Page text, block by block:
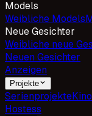
Models
Weibliche Models
Neue Gesichter
Weibliche neue
Neuen Gesichter
Anzeigen
Projekte
Serienprojekte
Hostess